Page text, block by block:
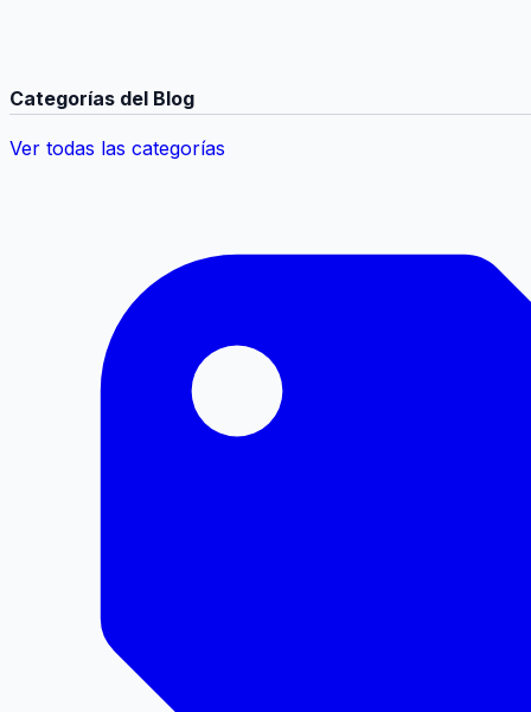
Categorías del Blog
Ver todas las categorías